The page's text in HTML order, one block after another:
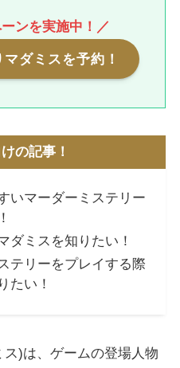
ンを実施中！／
ダミスを予約！
の記事！
いマーダーミステリー
ダミスを知りたい！
テリーをプレイする際
たい！
)は、ゲームの登場人物